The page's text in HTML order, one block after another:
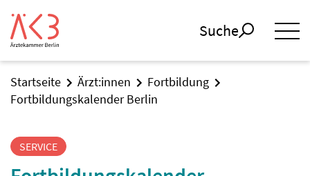
Suche
Startseite Ärzt:innen
Fortbildung
Fortbildungskalender Berlin
SERVICE